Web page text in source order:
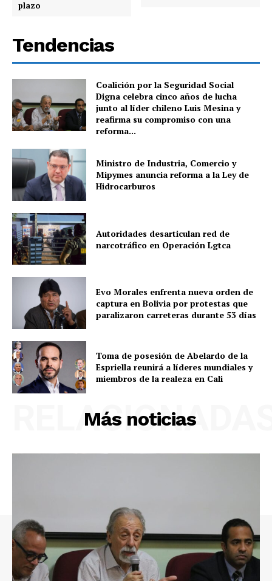
plazo
Tendencias
Coalición por la Seguridad Social
Digna celebra cinco años de lucha
junto al líder chileno Luis Mesina y
reafirma su compromiso con una
reforma...
Ministro de Industria, Comercio y
Mipymes anuncia reforma a la Ley de
Hidrocarburos
Autoridades desarticulan red de
narcotráfico en Operación Lgtca
Evo Morales enfrenta nueva orden de
captura en Bolivia por protestas que
paralizaron carreteras durante 53 días
Toma de posesión de Abelardo de la
Espriella reunirá a líderes mundiales y
miembros de la realeza en Cali
Más noticias